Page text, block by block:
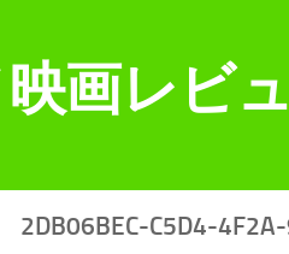
画レビ
2DB06BEC-C5D4-